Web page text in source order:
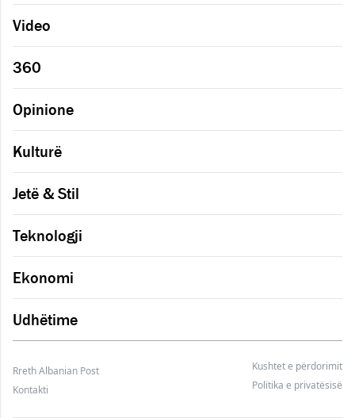
Video
360
Opinione
Kulturë
Jetë & Stil
Teknologji
Ekonomi
Udhëtime
Rreth Albanian Post
Kushtet e përdorimit
Kontakti
Politika e privatësisë